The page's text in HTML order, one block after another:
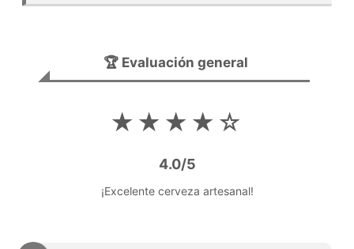
🏆 Evaluación general
★★★★☆
4.0/5
¡Excelente cerveza artesanal!